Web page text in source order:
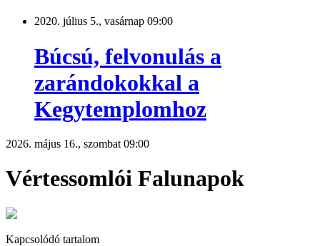
2020. július 5., vasárnap 09:00
Búcsú, felvonulás a
zarándokokkal a
Kegytemplomhoz
2026. május 16., szombat 09:00
Vértessomlói Falunapok
Kapcsolódó tartalom